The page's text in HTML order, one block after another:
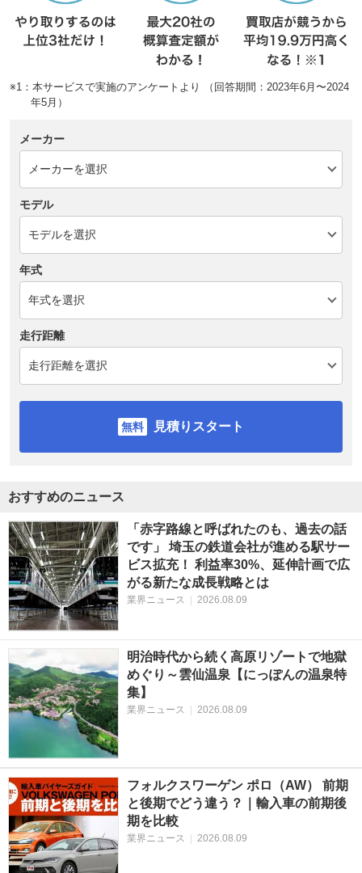
※1：本サービスで実施のアンケートより （回答期間：2023年6月〜2024
年5月）
メーカー
モデル
年式
走行距離
見積りスタート
おすすめのニュース
「赤字路線と呼ばれたのも、過去の話
です」 埼玉の鉄道会社が進める駅サー
ビス拡充！ 利益率30%、延伸計画で広
がる新たな成長戦略とは
業界ニュース 2026.08.09
明治時代から続く高原リゾートで地獄
めぐり～雲仙温泉【にっぽんの温泉特
集】
業界ニュース 2026.08.09
フォルクスワーゲン ポロ（AW） 前期
と後期でどう違う？｜輸入車の前期後
期を比較
業界ニュース 2026.08.09